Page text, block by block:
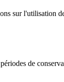
sur l'utilisation
de